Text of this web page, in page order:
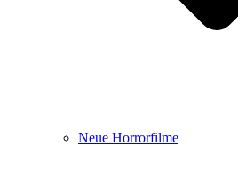
Neue Horrorfilme